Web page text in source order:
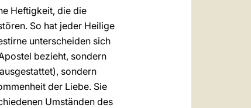
Heftigkeit, die die
So hat jeder Heilige
unterscheiden sich
bezieht, sondern
sondern
der Liebe. Sie
Umständen des